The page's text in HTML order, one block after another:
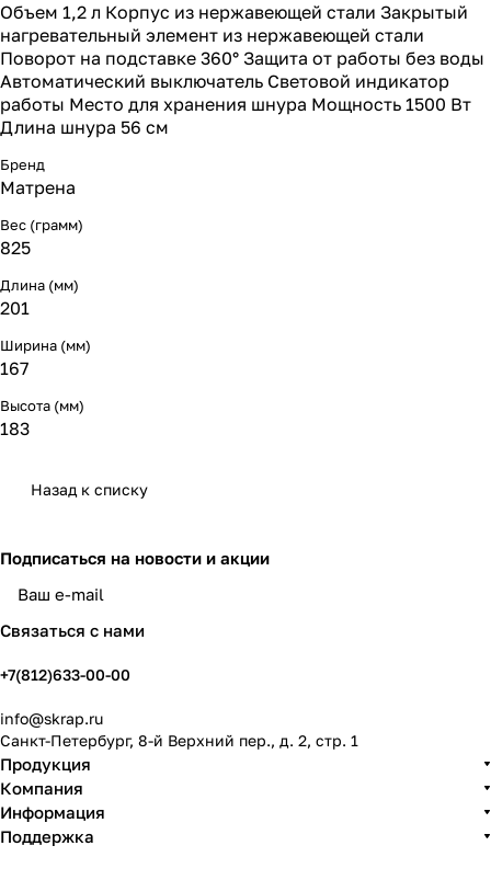
Объем 1,2 л Корпус из нержавеющей стали Закрытый
нагревательный элемент из нержавеющей стали
Поворот на подставке 360° Защита от работы без воды
Автоматический выключатель Световой индикатор
работы Место для хранения шнура Мощность 1500 Вт
Длина шнура 56 см
Бренд
Матрена
Вес (грамм)
825
Длина (мм)
201
Ширина (мм)
167
Высота (мм)
183
Назад к списку
Подписаться на новости и акции
Связаться с нами
+7(812)633-00-00
info@skrap.ru
Санкт-Петербург, 8-й Верхний пер., д. 2, стр. 1
Продукция
Компания
Информация
Поддержка